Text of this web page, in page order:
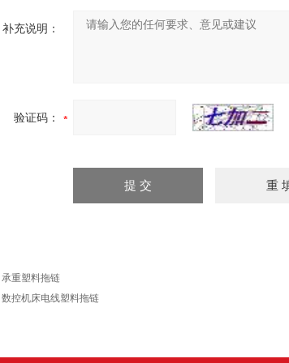
补充说明：
验证码：
承重塑料拖链
数控机床电线塑料拖链